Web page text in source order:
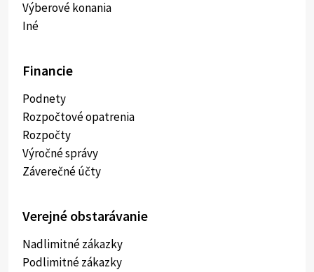
Výberové konania
Iné
Financie
Podnety
Rozpočtové opatrenia
Rozpočty
Výročné správy
Záverečné účty
Verejné obstarávanie
Nadlimitné zákazky
Podlimitné zákazky